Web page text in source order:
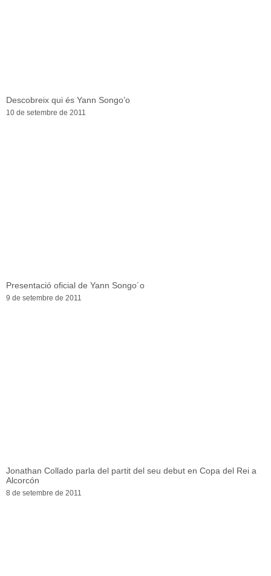
Descobreix qui és Yann Songo’o
10 de setembre de 2011
Presentació oficial de Yann Songo´o
9 de setembre de 2011
Jonathan Collado parla del partit del seu debut en Copa del Rei a
Alcorcón
8 de setembre de 2011